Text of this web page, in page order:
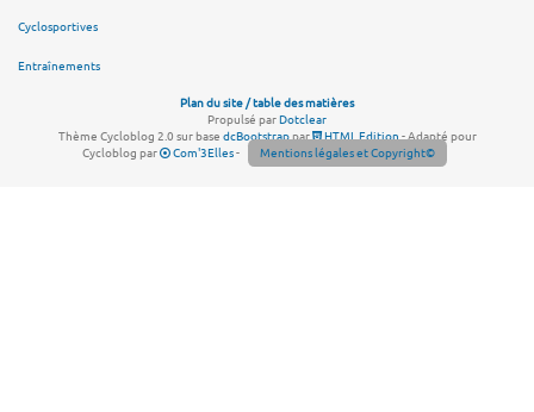
Cyclosportives
Entraînements
Plan du site / table des matières
Propulsé parDotclear
Thème Cycloblog 2.0 sur base dcBootstrappar HTML Edition- Adapté pour
Cycloblog par
Com'3Elles- Mentions légales et Copyright©